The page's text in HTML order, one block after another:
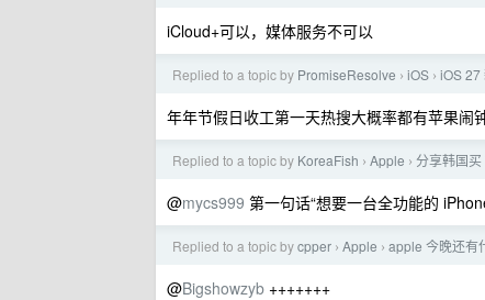
iCloud+可以，媒体服务不可以
Replied to a topic by PromiseResolve › iOS › iOS 27
年年节假日收工第一天热搜大概率都有苹果闹
Replied to a topic by KoreaFish › Apple › 分享韩国
@mycs999 第一句话“想要一台全功能的
Replied to a topic bycpper › Apple › apple 今晚还有
@Bigshowzyb +++++++